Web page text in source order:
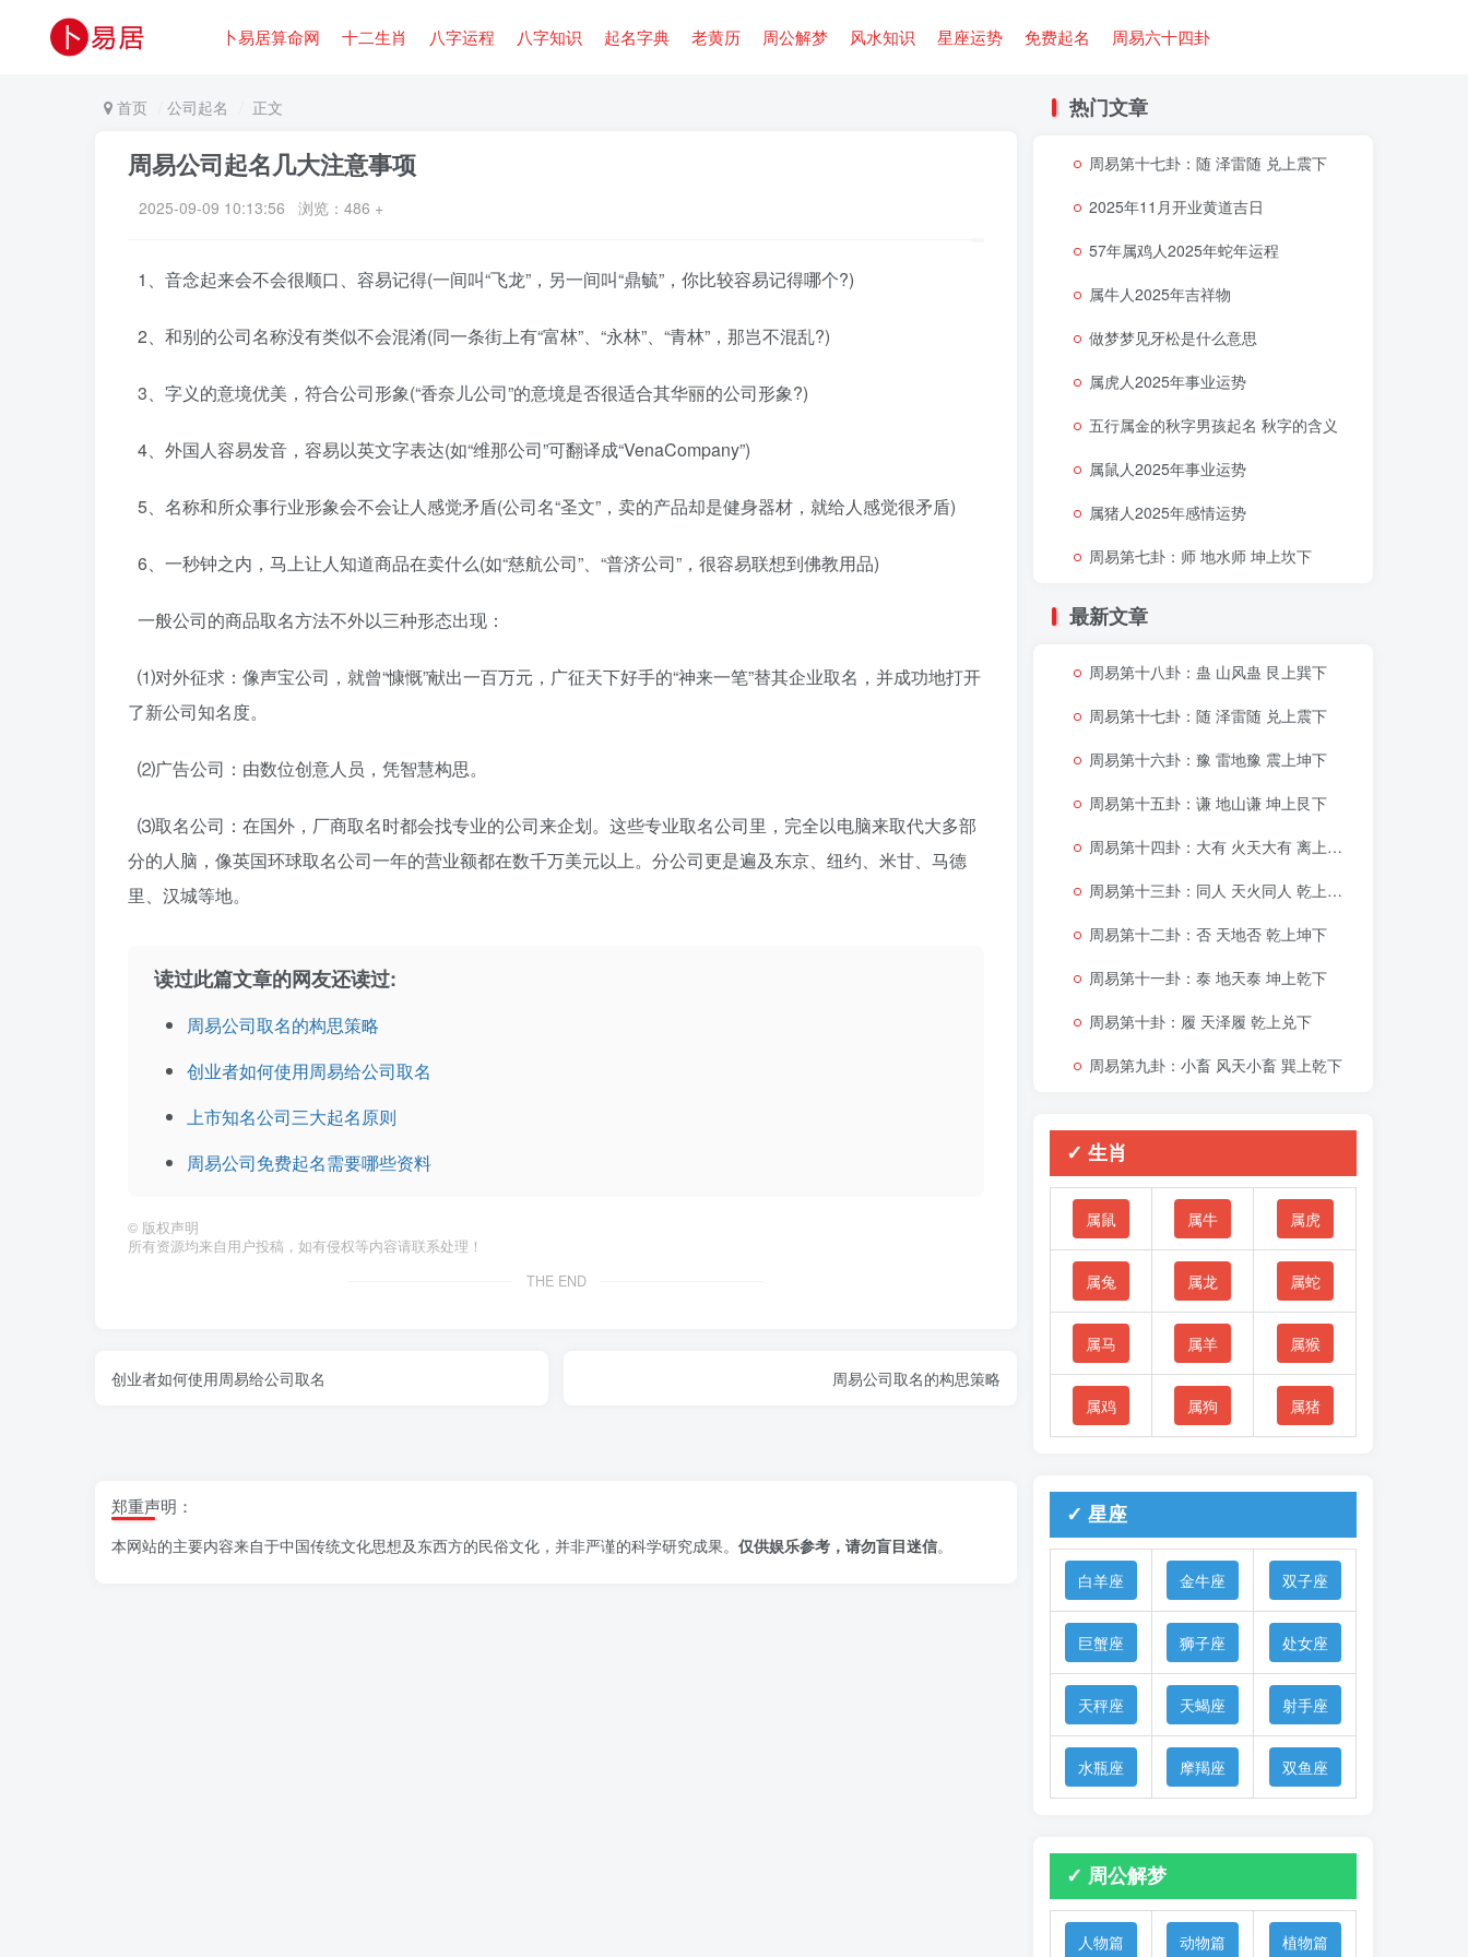
卜易居算命网 十二生肖 八字运程 八字知识 起名字典 老黄历 周公解梦 风水知识 星座运势 免费起名 周易六十四卦
首页 公司起名 正文
周易公司起名几大注意事项
2025-09-09 10:13:56 浏览： 486 +
1、音念起来会不会很顺口、容易记得(一间叫“飞龙”，另一间叫“鼎毓”，你比较容易记得哪个?)
2、和别的公司名称没有类似不会混淆(同一条街上有“富林”、“永林”、“青林”，那岂不混乱?)
3、字义的意境优美，符合公司形象(“香奈儿公司”的意境是否很适合其华丽的公司形象?)
4、外国人容易发音，容易以英文字表达(如“维那公司”可翻译成“VenaCompany”)
5、名称和所众事行业形象会不会让人感觉矛盾(公司名“圣文”，卖的产品却是健身器材，就给人感觉很矛盾)
6、一秒钟之内，马上让人知道商品在卖什么(如“慈航公司”、“普济公司”，很容易联想到佛教用品)
一般公司的商品取名方法不外以三种形态出现：
⑴对外征求：像声宝公司，就曾“慷慨”献出一百万元，广征天下好手的“神来一笔”替其企业取名，并成功地打开
了新公司知名度。
⑵广告公司：由数位创意人员，凭智慧构思。
⑶取名公司：在国外，厂商取名时都会找专业的公司来企划。这些专业取名公司里，完全以电脑来取代大多部
分的人脑，像英国环球取名公司一年的营业额都在数千万美元以上。分公司更是遍及东京、纽约、米甘、马德
里、汉城等地。
读过此篇文章的网友还读过:
周易公司取名的构思策略
创业者如何使用周易给公司取名
上市知名公司三大起名原则
周易公司免费起名需要哪些资料
© 版权声明
所有资源均来自用户投稿，如有侵权等内容请联系处理！
THE END
创业者如何使用周易给公司取名 周易公司取名的构思策略
郑重声明：
本网站的主要内容来自于中国传统文化思想及东西方的民俗文化，并非严谨的科学研究成果。 仅供娱乐参考，请勿盲目迷信。
热门文章
周易第十七卦：随 泽雷随 兑上震下
2025年11月开业黄道吉日
57年属鸡人2025年蛇年运程
属牛人2025年吉祥物
做梦梦见牙松是什么意思
属虎人2025年事业运势
五行属金的秋字男孩起名 秋字的含义
属鼠人2025年事业运势
属猪人2025年感情运势
周易第七卦：师 地水师 坤上坎下
最新文章
周易第十八卦：蛊 山风蛊 艮上巽下
周易第十七卦：随 泽雷随 兑上震下
周易第十六卦：豫 雷地豫 震上坤下
周易第十五卦：谦 地山谦 坤上艮下
周易第十四卦：大有 火天大有 离上乾下
周易第十三卦：同人 天火同人 乾上离下
周易第十二卦：否 天地否 乾上坤下
周易第十一卦：泰 地天泰 坤上乾下
周易第十卦：履 天泽履 乾上兑下
周易第九卦：小畜 风天小畜 巽上乾下
✓ 生肖
属鼠 属牛 属虎
属兔 属龙 属蛇
属马 属羊 属猴
属鸡 属狗 属猪
✓ 星座
白羊座 金牛座 双子座
巨蟹座 狮子座 处女座
天秤座 天蝎座 射手座
水瓶座 摩羯座 双鱼座
✓ 周公解梦
人物篇 动物篇 植物篇